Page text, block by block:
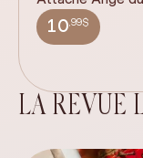
10,99$
LA REVUE